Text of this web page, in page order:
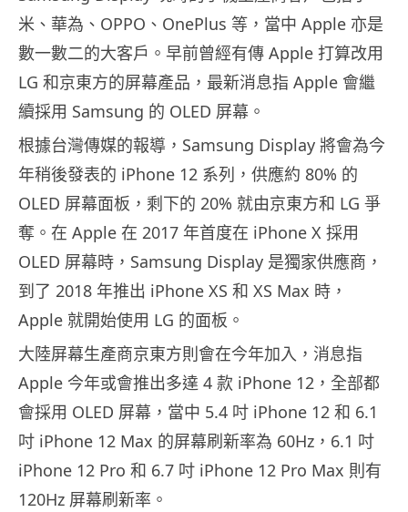
米、華為、OPPO、OnePlus 等，當中 Apple 亦是
數一數二的大客戶。早前曾經有傳 Apple 打算改用
LG 和京東方的屏幕產品，最新消息指 Apple 會繼
續採用 Samsung 的 OLED 屏幕。
根據台灣傳媒的報導，Samsung Display 將會為今
年稍後發表的 iPhone 12 系列，供應約 80% 的
OLED 屏幕面板，剩下的 20% 就由京東方和 LG 爭
奪。在 Apple 在 2017 年首度在 iPhone X 採用
OLED 屏幕時，Samsung Display 是獨家供應商，
到了 2018 年推出 iPhone XS 和 XS Max 時，
Apple 就開始使用 LG 的面板。
大陸屏幕生產商京東方則會在今年加入，消息指
Apple 今年或會推出多達 4 款 iPhone 12，全部都
會採用 OLED 屏幕，當中 5.4 吋 iPhone 12 和 6.1
吋 iPhone 12 Max 的屏幕刷新率為 60Hz，6.1 吋
iPhone 12 Pro 和 6.7 吋 iPhone 12 Pro Max 則有
120Hz 屏幕刷新率。